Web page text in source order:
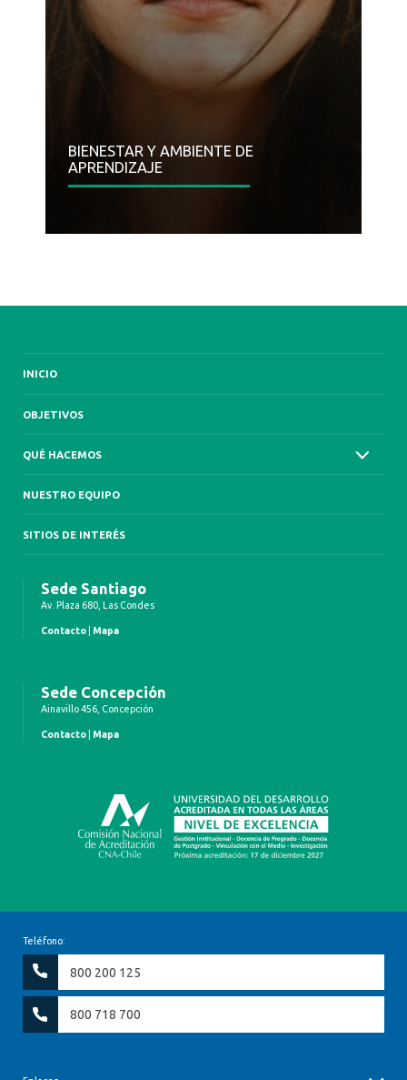
BIENESTAR Y AMBIENTE DE
APRENDIZAJE
INICIO
OBJETIVOS
QUÉ HACEMOS
NUESTRO EQUIPO
SITIOS DE INTERÉS
Sede Santiago
Av. Plaza 680, Las Condes
Contacto Mapa
Sede Concepción
Ainavillo 456, Concepción
Contacto Mapa
Teléfono:
800 200 125
800 718 700